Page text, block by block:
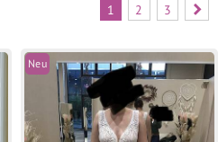
1 2 3
Neu